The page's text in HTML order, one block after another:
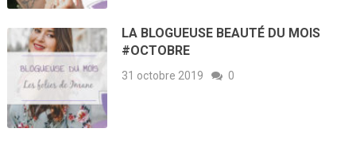
LA BLOGUEUSE BEAUTÉ DU MOIS
#OCTOBRE
31 octobre 2019 0